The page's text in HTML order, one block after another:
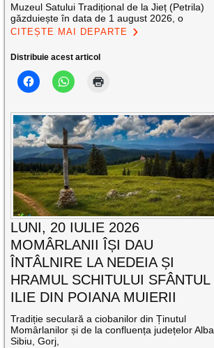
Muzeul Satului Tradițional de la Jieț (Petrila)
găzduiește în data de 1 august 2026, o
CITEȘTE MAI DEPARTE
Distribuie acest articol
LUNI, 20 IULIE 2026
MOMÂRLANII ÎȘI DAU
ÎNTÂLNIRE LA NEDEIA ȘI
HRAMUL SCHITULUI SFÂNTUL
ILIE DIN POIANA MUIERII
Tradiție seculară a ciobanilor din Ținutul
Momârlanilor și de la confluența județelor Alba,
Sibiu, Gorj,